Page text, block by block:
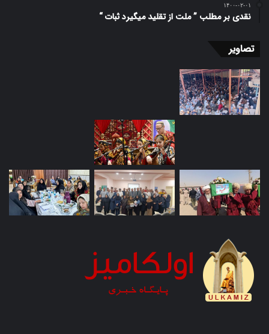
۱۴۰۰-۰۲-۰۱
نقدی بر مطلب ” ملت از تقلید میگیرد ثبات “
تصاویر